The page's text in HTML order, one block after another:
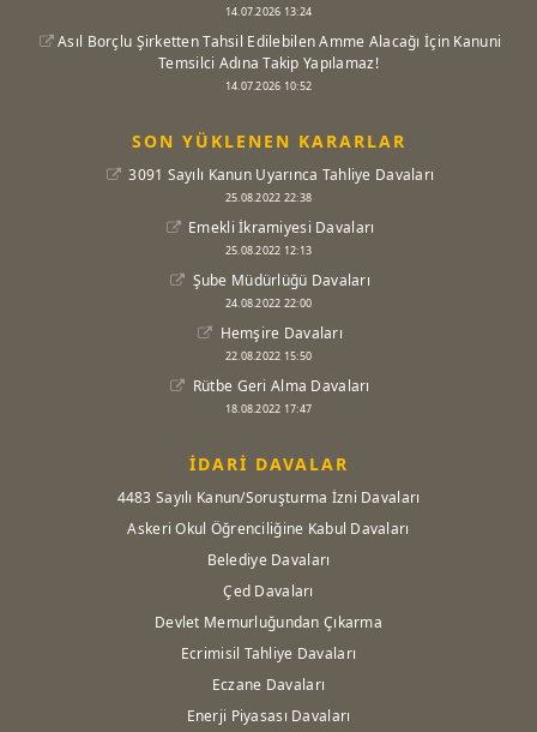
14.07.2026 13:24
Asıl Borçlu Şirketten Tahsil Edilebilen Amme Alacağı İçin Kanuni
Temsilci Adına Takip Yapılamaz!
14.07.2026 10:52
SON YÜKLENEN KARARLAR
3091 Sayılı Kanun Uyarınca Tahliye Davaları
25.08.2022 22:38
Emekli İkramiyesi Davaları
25.08.2022 12:13
Şube Müdürlüğü Davaları
24.08.2022 22:00
Hemşire Davaları
22.08.2022 15:50
Rütbe Geri Alma Davaları
18.08.2022 17:47
İDARİ DAVALAR
4483 Sayılı Kanun/Soruşturma İzni Davaları
Askeri Okul Öğrenciliğine Kabul Davaları
Belediye Davaları
Çed Davaları
Devlet Memurluğundan Çıkarma
Ecrimisil Tahliye Davaları
Eczane Davaları
Enerji Piyasası Davaları